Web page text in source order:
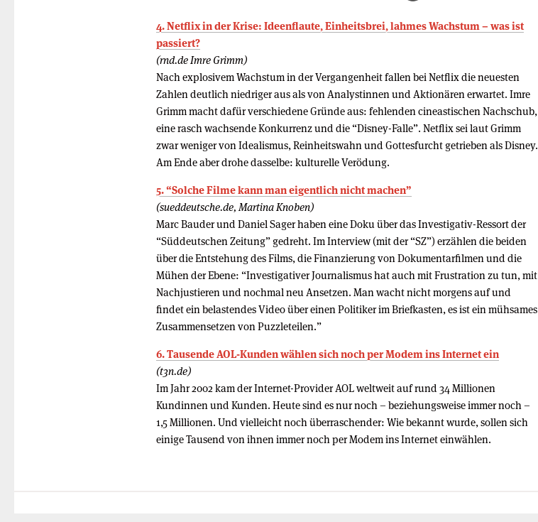
4. Netflix in der Krise: Ideenflaute, Einheitsbrei, lahmes Wachstum – was ist
passiert?
(rnd.de Imre Grimm)
Nach explosivem Wachstum in der Vergangenheit fallen bei Netflix die neuesten
Zahlen deutlich niedriger aus als von Analystinnen und Aktionären erwartet. Imre
Grimm macht dafür verschiedene Gründe aus: fehlenden cineastischen Nachschub,
eine rasch wachsende Konkurrenz und die “Disney-Falle”. Netflix sei laut Grimm
zwar weniger von Idealismus, Reinheitswahn und Gottesfurcht getrieben als Disney.
Am Ende aber drohe dasselbe: kulturelle Verödung.
5. “Solche Filme kann man eigentlich nicht machen”
(sueddeutsche.de, Martina Knoben)
Marc Bauder und Daniel Sager haben eine Doku über das Investigativ-Ressort der
“Süddeutschen Zeitung” gedreht. Im Interview (mit der “SZ”) erzählen die beiden
über die Entstehung des Films, die Finanzierung von Dokumentarfilmen und die
Mühen der Ebene: “Investigativer Journalismus hat auch mit Frustration zu tun, mit
Nachjustieren und nochmal neu Ansetzen. Man wacht nicht morgens auf und
findet ein belastendes Video über einen Politiker im Briefkasten, es ist ein mühsames
Zusammensetzen von Puzzleteilen.”
6. Tausende AOL-Kunden wählen sich noch per Modem ins Internet ein
(t3n.de)
Im Jahr 2002 kam der Internet-Provider AOL weltweit auf rund 34 Millionen
Kundinnen und Kunden. Heute sind es nur noch – beziehungsweise immer noch –
1,5 Millionen. Und vielleicht noch überraschender: Wie bekannt wurde, sollen sich
einige Tausend von ihnen immer noch per Modem ins Internet einwählen.